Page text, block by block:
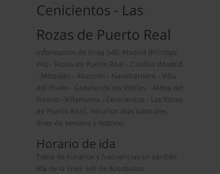
Cenicientos - Las
Rozas de Puerto Real
Información de línea 546: Madrid (Príncipe
Pío) - Rozas de Puerto Real - Casillas (Madrid
- Móstoles - Alcorcón - Navalcarnero - Villa
del Prado - Cadalso de los Vidrios - Aldea del
Fresno - Villamanta - Cenicientos - Las Rozas
de Puerto Real). Horarios días laborales,
fines de semana y festivos.
Horario de ida
Tabla de horarios y frecuencias en sentido
ida de la línea 546 de Autobuses